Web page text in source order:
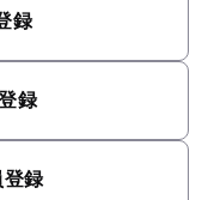
録
録
録